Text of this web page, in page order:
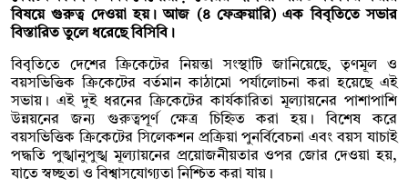
বিষয়ে গুরুত্ব দেওয়া হয়। আজ (৪ ফেব্রুয়ারি) এক বিবৃতিতে সভার
বিস্তারিত তুলে ধরেছে বিসিবি।
বিবৃতিতে দেশের ক্রিকেটের নিয়ন্তা সংস্থাটি জানিয়েছে, তৃণমূল ও
বয়সভিত্তিক ক্রিকেটের বর্তমান কাঠামো পর্যালোচনা করা হয়েছে এই
সভায়। এই দুই ধরনের ক্রিকেটের কার্যকারিতা মূল্যায়নের পাশাপাশি
উন্নয়নের জন্য গুরুত্বপূর্ণ ক্ষেত্র চিহ্নিত করা হয়। বিশেষ করে
বয়সভিত্তিক ক্রিকেটের সিলেকশন প্রক্রিয়া পুনর্বিবেচনা এবং বয়স যাচাই
পদ্ধতি পুঙ্খানুপুঙ্খ মূল্যায়নের প্রয়োজনীয়তার ওপর জোর দেওয়া হয়,
যাতে স্বচ্ছতা ও বিশ্বাসযোগ্যতা নিশ্চিত করা যায়।